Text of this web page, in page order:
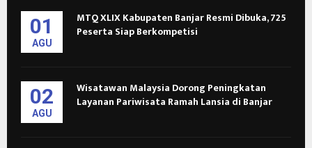
01
AGU
MTQ XLIX Kabupaten Banjar Resmi Dibuka, 725
Peserta Siap Berkompetisi
02
AGU
Wisatawan Malaysia Dorong Peningkatan
Layanan Pariwisata Ramah Lansia di Banjar